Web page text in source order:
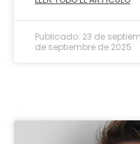
Publicado: 23 de
de septiembre de 2025